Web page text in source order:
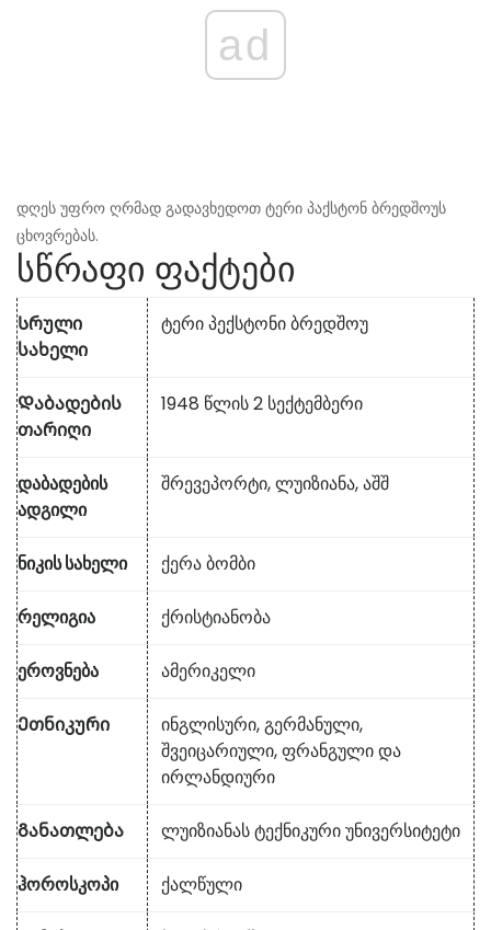
ad
დღეს უფრო ღრმად გადავხედოთ ტერი პაქსტონ ბრედშოუს
ცხოვრებას.
სწრაფი ფაქტები
Სრული
სახელი
ტერი პექსტონი ბრედშოუ
Დაბადების
თარიღი
1948 წლის 2 სექტემბერი
დაბადების
ადგილი
შრევეპორტი, ლუიზიანა, აშშ
ნიკის სახელი ქერა ბომბი
რელიგია ქრისტიანობა
ეროვნება ამერიკელი
Ეთნიკური
ინგლისური, გერმანული,
შვეიცარიული, ფრანგული და
ირლანდიური
Განათლება ლუიზიანას ტექნიკური უნივერსიტეტი
ჰოროსკოპი ქალწული